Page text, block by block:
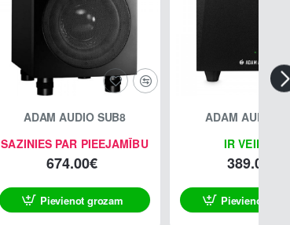
SAZINIES PAR PIEEJAMĪBU
ADAM AUDIO SUB8
674.00€
Pievienot grozam
IR VEIKALĀ
ADAM AUDIO
389.00€
Pievienot